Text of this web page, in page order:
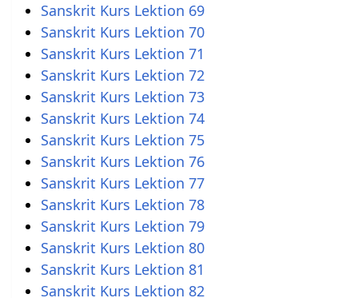
Sanskrit Kurs Lektion 69
Sanskrit Kurs Lektion 70
Sanskrit Kurs Lektion 71
Sanskrit Kurs Lektion 72
Sanskrit Kurs Lektion 73
Sanskrit Kurs Lektion 74
Sanskrit Kurs Lektion 75
Sanskrit Kurs Lektion 76
Sanskrit Kurs Lektion 77
Sanskrit Kurs Lektion 78
Sanskrit Kurs Lektion 79
Sanskrit Kurs Lektion 80
Sanskrit Kurs Lektion 81
Sanskrit Kurs Lektion 82